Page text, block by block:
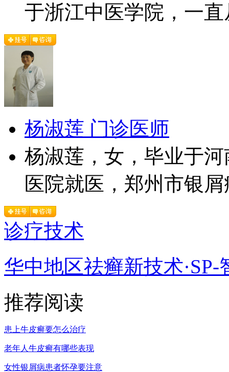
于浙江中医学院，一直
杨淑莲 门诊医师
杨淑莲，女，毕业于
医院就医，郑州市银
诊疗技术
华中地区祛癣新技术·SP-
推荐阅读
患上牛皮癣要怎么治疗
老年人牛皮癣有哪些表现
女性银屑病患者怀孕要注意